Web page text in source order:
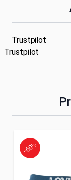
Trustpilot
Trustpilot
-60%